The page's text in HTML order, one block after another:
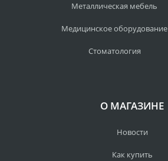
Металлическая мебель
Медицинское оборудование
Стоматология
О МАГАЗИНЕ
Новости
Как купить